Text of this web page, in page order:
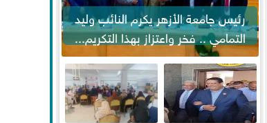
رئيس جامعة الأزهر يكرم النائب وليد
التمامي .. فخر واعتزاز بهذا التكريم...